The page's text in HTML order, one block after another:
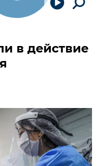
в действие